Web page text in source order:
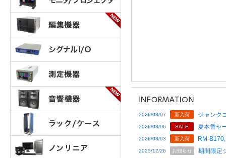
2026/08/07 新入荷 ジャンク
2026/08/06 SALE 夏本番セ
2026/08/03 新入荷 RM-
2025/12/26 お知らせ 期間限定